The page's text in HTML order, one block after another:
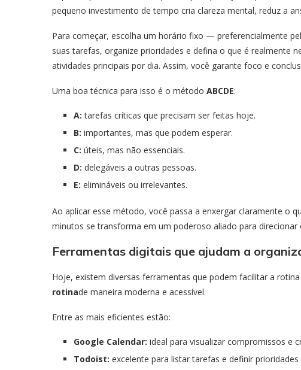
pequeno investimento de tempo cria clareza mental, reduz a
Para começar, escolha um horário fixo — preferencialmente
suas tarefas, organize prioridades e defina o que é realmente
atividades principais por dia. Assim, você garante foco e
Uma boa técnica para isso é o método ABCDE:
A: tarefas críticas que precisam ser feitas hoje.
B: importantes, mas que podem esperar.
C: úteis, mas não essenciais.
D: delegáveis a outras pessoas.
E: elimináveis ou irrelevantes.
Ao aplicar esse método, você passa a enxergar claramente o
minutos se transforma em um poderoso aliado para direcionar
Ferramentas digitais que ajudam a
Hoje, existem diversas ferramentas que podem facilitar a
rotinade maneira moderna e acessível.
Entre as mais eficientes estão:
Google Calendar: ideal para visualizar compromissos e
Todoist: excelente para listar tarefas e definir